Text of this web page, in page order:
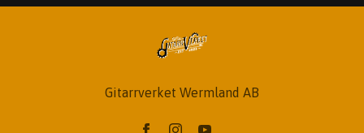
Gitarrverket Wermland AB